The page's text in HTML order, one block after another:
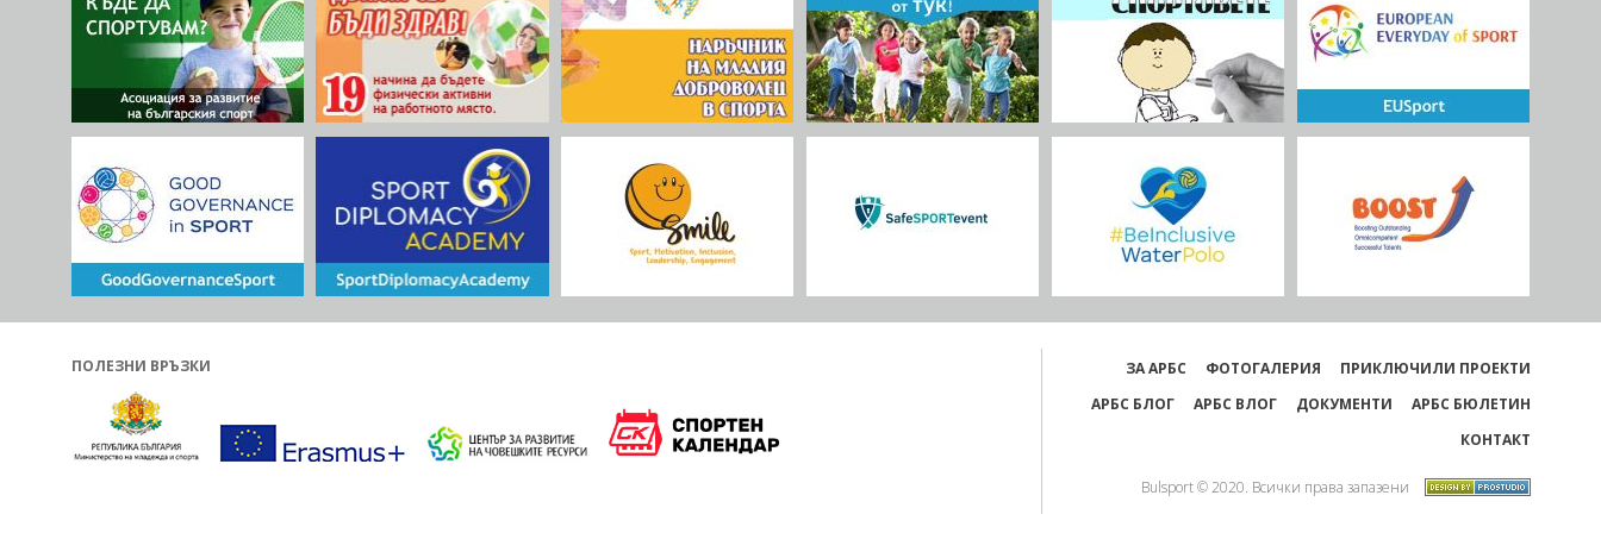
предоставят възможност да се чувства
приета. Проект Sport, Motivation, Inclusion,
Leadership, Engagement – #SMILE (Спорт,
Мотивация, Включване, Лидерство,
Ангажираност) има за цел да анализира
връзката между спорта и включването, по
иновативен и различен начин – като
предостави възможност за участие в
международни спортни дейности на хората с
интелектуални затруднения. Проект SMILE ще
допринесе за всички три основни теми, тъй
като дейностите, които планираме ще
отразено в ангажимента на ЕС „да гарантира,
че хората с увреждания имат реално право
ПОЛЕЗНИ ВРЪЗКИ ЗА АРБС ФОТОГАЛЕРИЯ
ПРИКЛЮЧИЛИ ПРОЕКТИ
АРБС БЛОГ
АРБС ВЛОГ ДОКУМЕНТИ
АРБС БЮЛЕТИН
КОНТАКТ
Bulsport © 2020. Всички права запазени